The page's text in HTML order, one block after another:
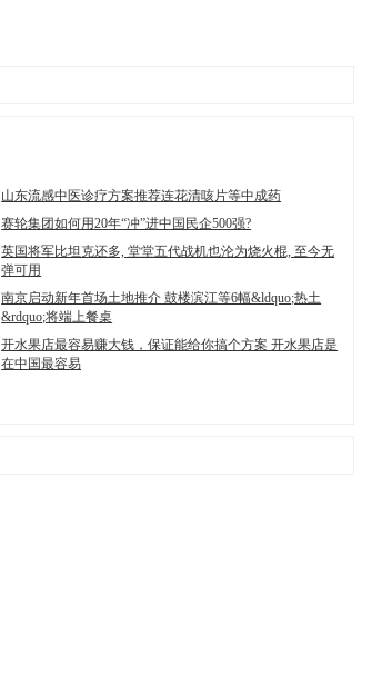
山东流感中医诊疗方案推荐连花清咳片等中成药
赛轮集团如何用20年“冲”进中国民企500强?
英国将军比坦克还多, 堂堂五代战机也沦为烧火棍, 至今无
弹可用
南京启动新年首场土地推介 鼓楼滨江等6幅&ldquo;热土
&rdquo;将端上餐桌
开水果店最容易赚大钱，保证能给你搞个方案 开水果店是
在中国最容易